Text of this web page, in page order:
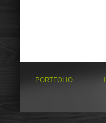
PORTFOLIO